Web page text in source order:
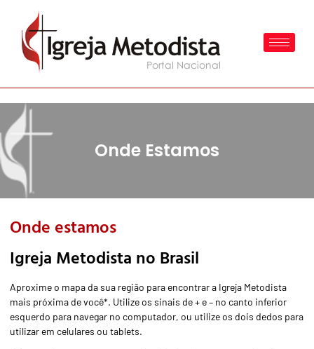
Onde Estamos
Onde estamos
Igreja Metodista no Brasil
Aproxime o mapa da sua região para encontrar a Igreja Metodista
mais próxima de você*. Utilize os sinais de + e – no canto inferior
esquerdo para navegar no computador, ou utilize os dois dedos para
utilizar em celulares ou tablets.